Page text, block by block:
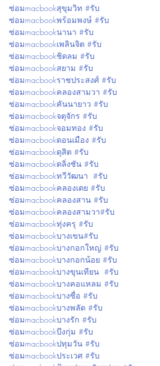
ซ่อมmacbookสุขุมวิท #รับ
ซ่อมmacbookพร้อมพงษ์ #รับ
ซ่อมmacbookนานา #รับ
ซ่อมmacbookเพลินจิต #รับ
ซ่อมmacbookชิดลม #รับ
ซ่อมmacbookสยาม #รับ
ซ่อมmacbookราชประสงศ์ #รับ
ซ่อมmacbookคลองสามวา #รับ
ซ่อมmacbookคันนายาว #รับ
ซ่อมmacbookจตุจักร #รับ
ซ่อมmacbookจอมทอง #รับ
ซ่อมmacbookดอนเมือง #รับ
ซ่อมmacbookดุสิต #รับ
ซ่อมmacbookตลิ่งชัน #รับ
ซ่อมmacbookทวีวัฒนา  #รับ
ซ่อมmacbookคลองเตย #รับ
ซ่อมmacbookคลองสาน #รับ
ซ่อมmacbookคลองสามวา#รับ
ซ่อมmacbookทุ่งครุ #รับ
ซ่อมmacbookบางเขน#รับ
ซ่อมmacbookบางกอกใหญ่ #รับ
ซ่อมmacbookบางกอกน้อย #รับ
ซ่อมmacbookบางขุนเทียน  #รับ
ซ่อมmacbookบางคอแหลม #รับ
ซ่อมmacbookบางซื่อ #รับ
ซ่อมmacbookบางพลัด #รับ
ซ่อมmacbookบางรัก #รับ
ซ่อมmacbookบึงกุ่ม #รับ
ซ่อมmacbookปทุมวัน #รับ
ซ่อมmacbookประเวศ #รับ